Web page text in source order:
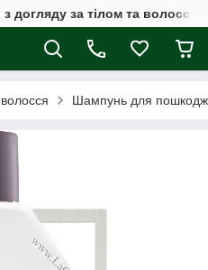
з догляду за тілом та
Шампунь для